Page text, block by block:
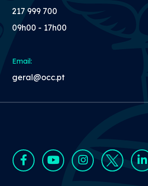
217 999 700
09h00 - 17h00
Email:
geral@occ.pt